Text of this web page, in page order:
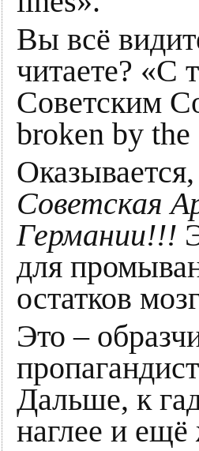
Вы всё
читаете? «С
Советским
broken by the
Советская
Германии!!!
для
остатков
Это –
Дальше, к
наглее и ещё